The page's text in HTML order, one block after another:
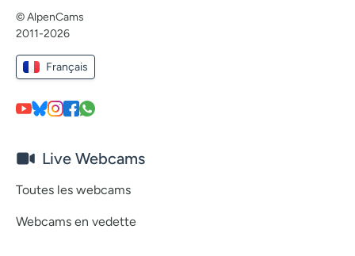
© AlpenCams
2011-2026
Français
Live Webcams
Toutes les webcams
Webcams en vedette